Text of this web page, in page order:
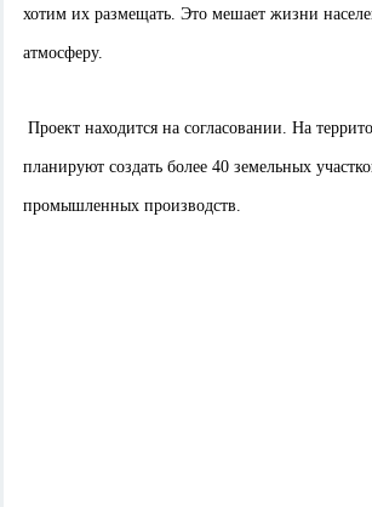
хотим их размещать. Это мешает жизни
атмосферу.
Проект находится на согласовании. На
планируют создать более 40 земельных
промышленных производств.